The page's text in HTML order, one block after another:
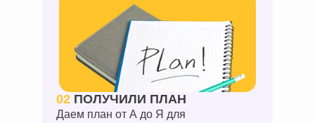
02 ПОЛУЧИЛИ ПЛАН
Даем план от А до Я для